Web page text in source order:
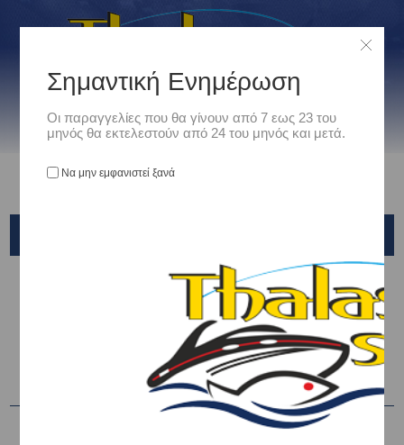
ΜΗΧΑΝΙΣΜΟΙ ΨΑΡΕΜΑΤΟΣ /
ΜΑΚΡΙΑΣ ΡΙΨΗΣ-SURFCASTING / BLACK DIAMOND
Σημαντική Ενημέρωση
Οι παραγγελίες που θα γίνουν από 7 εως 23 του
μηνός θα εκτελεστούν από 24 του μηνός και μετά.
Να μην εμφανιστεί ξανά